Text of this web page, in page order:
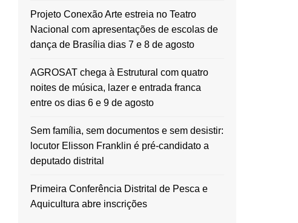
Projeto Conexão Arte estreia no Teatro
Nacional com apresentações de escolas de
dança de Brasília dias 7 e 8 de agosto
AGROSAT chega à Estrutural com quatro
noites de música, lazer e entrada franca
entre os dias 6 e 9 de agosto
Sem família, sem documentos e sem desistir:
locutor Elisson Franklin é pré-candidato a
deputado distrital
Primeira Conferência Distrital de Pesca e
Aquicultura abre inscrições